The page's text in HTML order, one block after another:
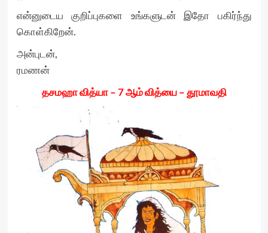
என்னுடைய குறிப்புகளை உங்களுடன் இதோ பகிர்ந்து
கொள்கிறேன்.
அன்புடன்,
ரமணன்
தசமஹா வித்யா – 7 ஆம் வித்யை – தூமாவதி